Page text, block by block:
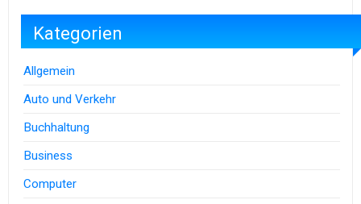
Kategorien
Allgemein
Auto und Verkehr
Buchhaltung
Business
Computer